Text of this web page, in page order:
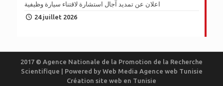
اعلان عن تمديد آجال استشارة لاقتناء سيارة وظيفية
24 juillet 2026
2017 © Agence Nationale de la Promotion de la Recherche
Scientifique | Powered by Web Media Agence web Tunisie
Création site web en Tunisie